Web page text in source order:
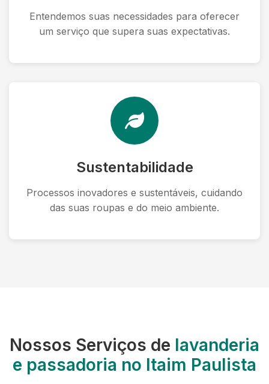
Entendemos suas necessidades para oferecer
um serviço que supera suas expectativas.
Sustentabilidade
Processos inovadores e sustentáveis, cuidando
das suas roupas e do meio ambiente.
Nossos Serviços de lavanderia
e passadoria no Itaim Paulista